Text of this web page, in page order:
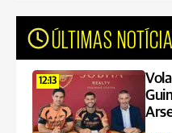
ÚLTIMAS
12:13